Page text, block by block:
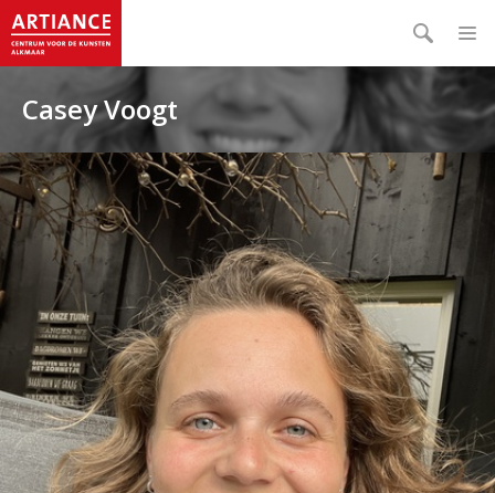
Casey Voogt